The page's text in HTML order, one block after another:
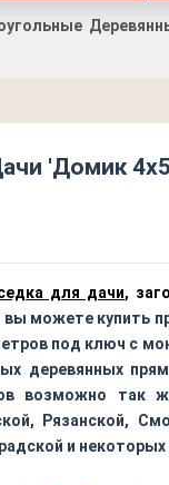
'Домик
для дачи,
вы можете купить
под ключ с
деревянных
возможно так
Рязанской,
и некоторых